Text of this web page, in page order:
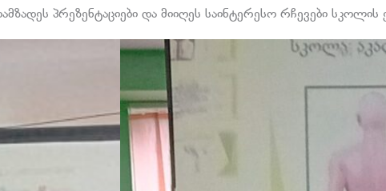
პრეზენტაციები და მიიღეს საინტერესო რჩევები სკოლის